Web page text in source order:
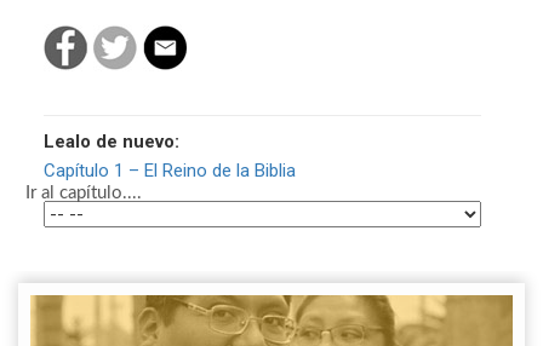
Lealo de nuevo:
Capítulo 1 – El Reino de la Biblia
Ir al capítulo....